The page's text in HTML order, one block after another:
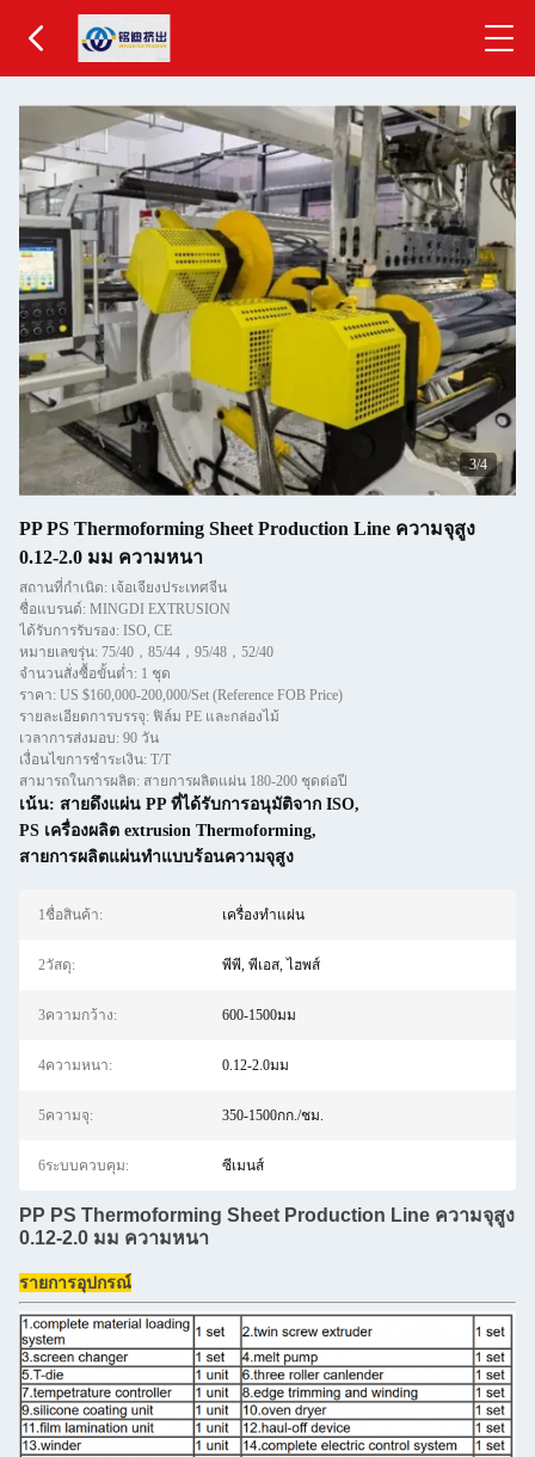
3/4
PP PS Thermoforming Sheet Production Line ความจุสูง
0.12-2.0 มม ความหนา
สถานที่กำเนิด: เจ้อเจียงประเทศจีน
ชื่อแบรนด์: MINGDI EXTRUSION
ได้รับการรับรอง: ISO, CE
หมายเลขรุ่น: 75/40，85/44，95/48，52/40
จำนวนสั่งซื้อขั้นต่ำ: 1 ชุด
ราคา: US $160,000-200,000/Set (Reference FOB Price)
รายละเอียดการบรรจุ: ฟิล์ม PE และกล่องไม้
เวลาการส่งมอบ: 90 วัน
เงื่อนไขการชำระเงิน: T/T
สามารถในการผลิต: สายการผลิตแผ่น 180-200 ชุดต่อปี
เน้น: สายดึงแผ่น PP ที่ได้รับการอนุมัติจาก ISO,
PS เครื่องผลิต extrusion Thermoforming,
สายการผลิตแผ่นทําแบบร้อนความจุสูง
1ชื่อสินค้า: เครื่องทำแผ่น
2วัสดุ: พีพี, พีเอส, ไฮพส์
3ความกว้าง: 600-1500มม
4ความหนา: 0.12-2.0มม
5ความจุ: 350-1500กก./ชม.
6ระบบควบคุม: ซีเมนส์
PP PS Thermoforming Sheet Production Line ความจุสูง
0.12-2.0 มม ความหนา
รายการอุปกรณ์